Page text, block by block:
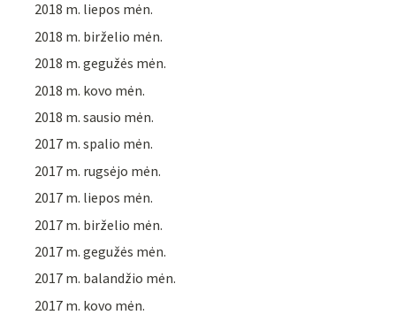
2018 m. liepos mėn.
2018 m. birželio mėn.
2018 m. gegužės mėn.
2018 m. kovo mėn.
2018 m. sausio mėn.
2017 m. spalio mėn.
2017 m. rugsėjo mėn.
2017 m. liepos mėn.
2017 m. birželio mėn.
2017 m. gegužės mėn.
2017 m. balandžio mėn.
2017 m. kovo mėn.